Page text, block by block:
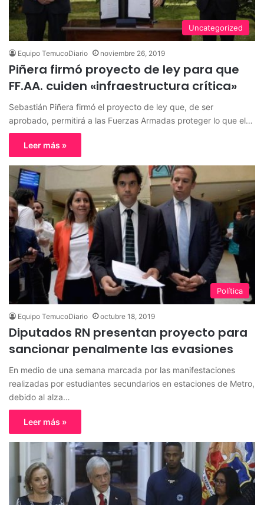
Uncategorized
Equipo TemucoDiario noviembre 26, 2019
Piñera firmó proyecto de ley para que
FF.AA. cuiden «infraestructura crítica»
Sebastián Piñera firmó el proyecto de ley que, de ser
aprobado, permitirá a las Fuerzas Armadas proteger lo que el…
Leer más »
Política
Equipo TemucoDiario octubre 18, 2019
Diputados RN presentan proyecto para
sancionar penalmente las evasiones
En medio de una semana marcada por las manifestaciones
realizadas por estudiantes secundarios en estaciones de Metro,
debido al alza…
Leer más »